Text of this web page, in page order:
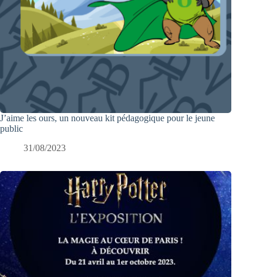
J’aime les ours, un nouveau kit pédagogique pour le jeune
public
31/08/2023